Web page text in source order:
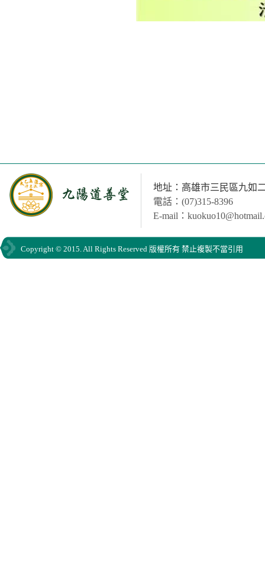
地址：高雄市三民區九如
電話：(07)315-8396
E-mail：
Copyright © 2015. All Rights Reserved 版權所有 禁止複製不當引用